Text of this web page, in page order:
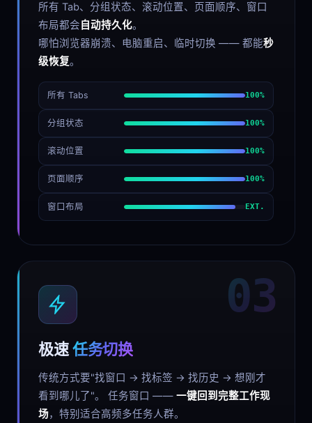
所有 Tab、分组状态、滚动位置、页面顺序、窗口
布局都会自动持久化。
哪怕浏览器崩溃、电脑重启、临时切换 —— 都能秒
级恢复。
所有 Tabs 100%
分组状态 100%
滚动位置 100%
页面顺序 100%
窗口布局 EXT.
03
极速任务切换
传统方式要"找窗口 → 找标签 → 找历史 → 想刚才
看到哪儿了"。 任务窗口 —— 一键回到完整工作现
场，特别适合高频多任务人群。